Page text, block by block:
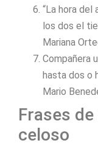
“La hora del
los dos el
Mariana
Compañera
hasta dos o
Mario
Frases
celoso